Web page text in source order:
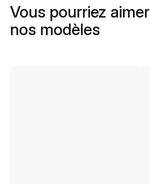
Vous pourriez aimer
nos modèles